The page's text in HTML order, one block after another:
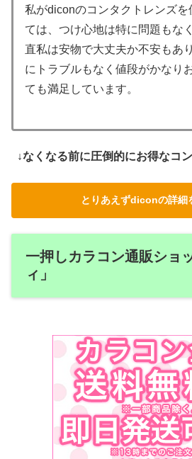
私がdiconのコンタクトレンズを
ては、つけ心地は特に問題もな
直私は安物で大丈夫か不安もあ
にトラブルもなく値段がかなり
ても満足しています。
↓なくなる前に圧倒的にお得なコ
とりあえずdiconの詳細
一押しカラコン通販ショ
ィ」